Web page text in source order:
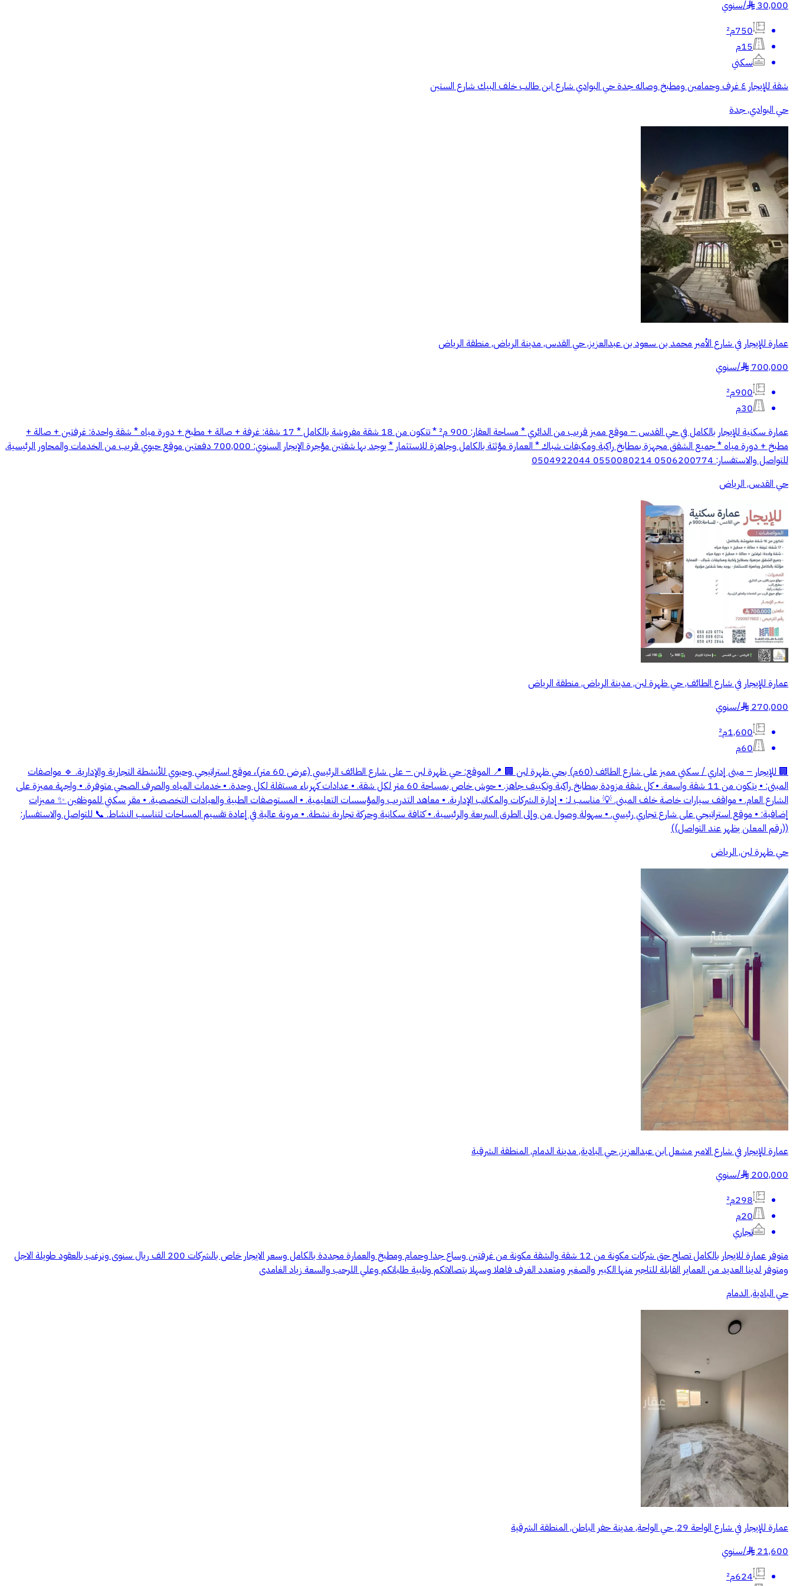
30,000
§
/سنوي
750م²
15م
سكني
شقة للإيجار ٤ غرف وحمامين ومطبخ وصاله جدة حي البوادي شارع ابن طالب خلف البيك شارع الستين
حي البوادي, جدة
عمارة للإيجار في شارع الأمير محمد بن سعود بن عبدالعزيز, حي القدس, مدينة الرياض, منطقة الرياض
700,000
§
/سنوي
900م²
30م
عمارة سكنية للإيجار بالكامل في حي القدس – موقع مميز قريب من الدائري * مساحة العقار: 900 م² * تتكون من 18 شقة مفروشة بالكامل * 17 شقة: غرفة + صالة + مطبخ + دورة مياه * شقة واحدة: غرفتين + صالة +
مطبخ + دورة مياه * جميع الشقق مجهزة بمطابخ راكبة ومكيفات شباك * العمارة مؤثثة بالكامل وجاهزة للاستثمار * يوجد بها شقتين مؤجرة الإيجار السنوي: 700,000 دفعتين موقع حيوي قريب من الخدمات والمحاور الرئيسية.
للتواصل والاستفسار: 0506200774 0550080214 0504922044
حي القدس, الرياض
عمارة للإيجار في شارع الطائف, حي ظهرة لبن, مدينة الرياض, منطقة الرياض
270,000
§
/سنوي
1,600م²
60م
🏢 للإيجار – مبنى إداري / سكني مميز على شارع الطائف (60م) بحي ظهرة لبن 🏢 📍 الموقع: حي ظهرة لبن – على شارع الطائف الرئيسي (عرض 60 متر)، موقع استراتيجي وحيوي للأنشطة التجارية والإدارية. 🔹 مواصفات
المبنى: • يتكون من 11 شقة واسعة. • كل شقة مزودة بمطابخ راكبة وتكييف جاهز. • حوش خاص بمساحة 60 متر لكل شقة. • عدادات كهرباء مستقلة لكل وحدة. • خدمات المياه والصرف الصحي متوفرة. • واجهة مميزة على
الشارع العام. • مواقف سيارات خاصة خلف المبنى. 💡 مناسب لـ: • إدارة الشركات والمكاتب الإدارية. • معاهد التدريب والمؤسسات التعليمية. • المستوصفات الطبية والعيادات التخصصية. • مقر سكني للموظفين ✨ مميزات
إضافية: • موقع استراتيجي على شارع تجاري رئيسي. • سهولة وصول من وإلى الطرق السريعة والرئيسية. • كثافة سكانية وحركة تجارية نشطة. • مرونة عالية في إعادة تقسيم المساحات لتناسب النشاط. 📞 للتواصل والاستفسار:
((رقم المعلن يظهر عند التواصل))
حي ظهرة لبن, الرياض
عمارة للإيجار في شارع الامير مشعل ابن عبدالعزيز, حي البادية, مدينة الدمام, المنطقة الشرقية
200,000
§
/سنوي
298م²
20م
تجاري
متوفر عمارة للايجار بالكامل تصلح حق شركات مكونة من 12 شقة والشقة مكونة من غرفتين وساع جدا وحمام ومطبخ والعمارة مجددة بالكامل وسعر الايجار خاص بالشركات 200 الف ريال سنوى ونرغب بالعقود طويلة الاجل
ومتوفر لدينا العديد من العماير القابلة للتاجير منها الكبير والصغير ومتعدد الغرف فاهلا وسهلا بتصالاتكم وتلبية طلباتكم وعلي اللرحب والسعة زياد الغامدى
حي البادية, الدمام
عمارة للإيجار في شارع الواحة 29, حي الواحة, مدينة حفر الباطن, المنطقة الشرقية
21,600
§
/سنوي
624م²